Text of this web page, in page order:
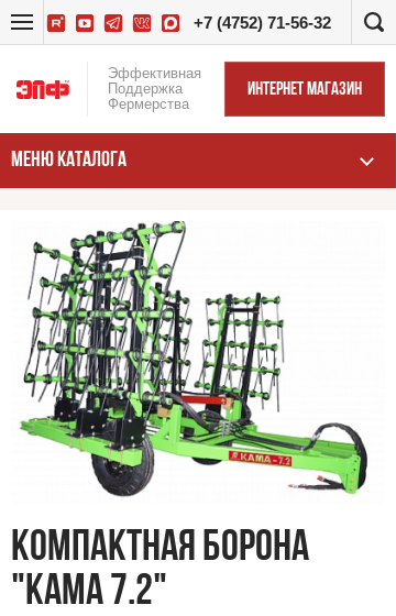
+7 (4752) 71-56-32
Эффективная
Поддержка
Фермерства
ИНТЕРНЕТ МАГАЗИН
МЕНЮ КАТАЛОГА
КОМПАКТНАЯ БОРОНА
"КАМА 7.2"